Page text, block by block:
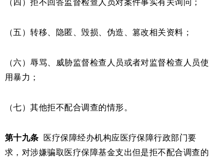
（四）拒不回答监督检查人员对案件事实有关询问；
（五）转移、隐匿、毁损、伪造、篡改相关资料；
（六）辱骂、威胁监督检查人员或者对监督检查人员使
用暴力；
（七）其他拒不配合调查的情形。
第十九条
医疗保障经办机构应医疗保障行政部门要
求，对涉嫌骗取医疗保障基金支出但是拒不配合调查的